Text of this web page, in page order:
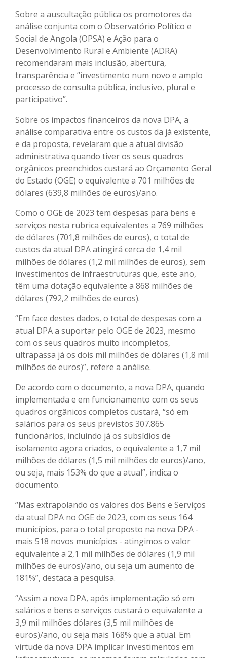
Sobre a auscultação pública os promotores da
análise conjunta com o Observatório Político e
Social de Angola (OPSA) e Ação para o
Desenvolvimento Rural e Ambiente (ADRA)
recomendaram mais inclusão, abertura,
transparência e “investimento num novo e amplo
processo de consulta pública, inclusivo, plural e
participativo”.
Sobre os impactos financeiros da nova DPA, a
análise comparativa entre os custos da já existente,
e da proposta, revelaram que a atual divisão
administrativa quando tiver os seus quadros
orgânicos preenchidos custará ao Orçamento Geral
do Estado (OGE) o equivalente a 701 milhões de
dólares (639,8 milhões de euros)/ano.
Como o OGE de 2023 tem despesas para bens e
serviços nesta rubrica equivalentes a 769 milhões
de dólares (701,8 milhões de euros), o total de
custos da atual DPA atingirá cerca de 1,4 mil
milhões de dólares (1,2 mil milhões de euros), sem
investimentos de infraestruturas que, este ano,
têm uma dotação equivalente a 868 milhões de
dólares (792,2 milhões de euros).
“Em face destes dados, o total de despesas com a
atual DPA a suportar pelo OGE de 2023, mesmo
com os seus quadros muito incompletos,
ultrapassa já os dois mil milhões de dólares (1,8 mil
milhões de euros)”, refere a análise.
De acordo com o documento, a nova DPA, quando
implementada e em funcionamento com os seus
quadros orgânicos completos custará, “só em
salários para os seus previstos 307.865
funcionários, incluindo já os subsídios de
isolamento agora criados, o equivalente a 1,7 mil
milhões de dólares (1,5 mil milhões de euros)/ano,
ou seja, mais 153% do que a atual”, indica o
documento.
“Mas extrapolando os valores dos Bens e Serviços
da atual DPA no OGE de 2023, com os seus 164
municípios, para o total proposto na nova DPA -
mais 518 novos municípios - atingimos o valor
equivalente a 2,1 mil milhões de dólares (1,9 mil
milhões de euros)/ano, ou seja um aumento de
181%”, destaca a pesquisa.
“Assim a nova DPA, após implementação só em
salários e bens e serviços custará o equivalente a
3,9 mil milhões dólares (3,5 mil milhões de
euros)/ano, ou seja mais 168% que a atual. Em
virtude da nova DPA implicar investimentos em